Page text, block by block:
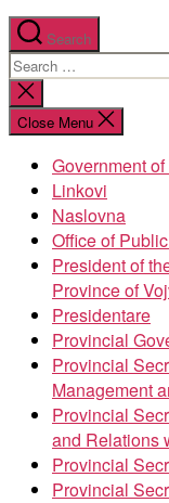
Search
Search
for:
Close
search
Close Menu
Government
Linkovi
Naslovna
Office of
President of
Province of
Presidentare
Provincial
Provincial
Management
Provincial
and Relations
Provincial
Provincial